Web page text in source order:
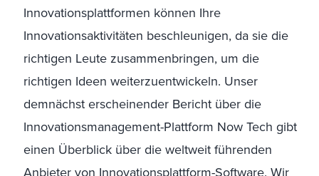
Innovationsplattformen können Ihre
Innovationsaktivitäten beschleunigen, da sie die
richtigen Leute zusammenbringen, um die
richtigen Ideen weiterzuentwickeln. Unser
demnächst erscheinender Bericht über die
Innovationsmanagement-Plattform Now Tech gibt
einen Überblick über die weltweit führenden